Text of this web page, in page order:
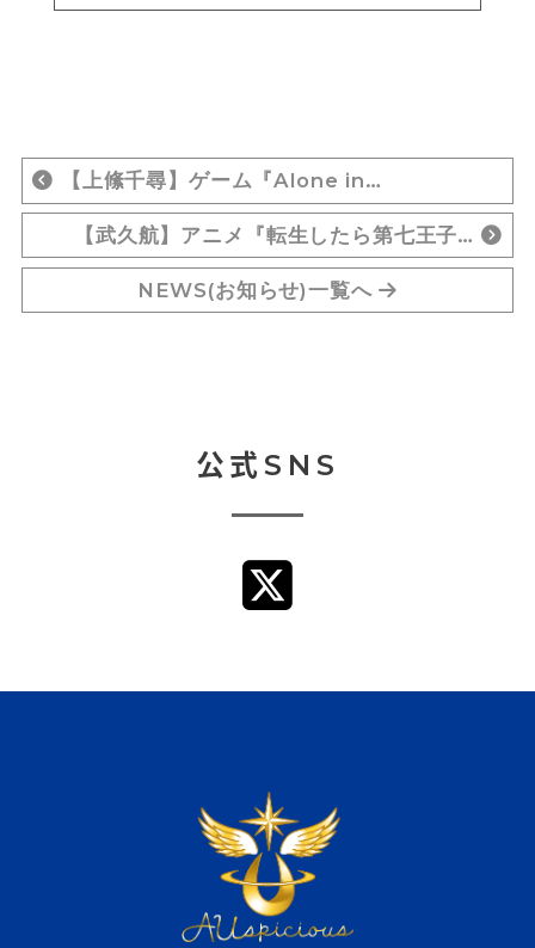
【上絛千尋】ゲーム『Alone in…
【武久航】アニメ『転生したら第七王子…
NEWS(お知らせ)一覧へ
公式SNS